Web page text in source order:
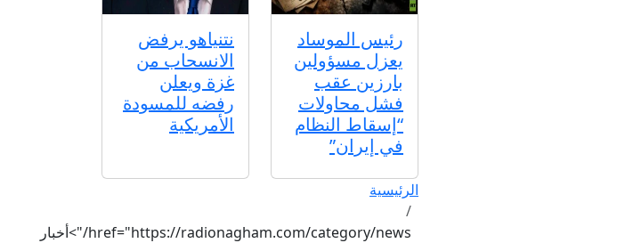
رئيس الموساد
يعزل مسؤولين
بارزين عقب
فشل محاولات
“إسقاط النظام
في إيران”
نتنياهو يرفض
الانسحاب من
غزة ويعلن
رفضه للمسودة
الأمريكية
الرئيسية
href="https://radionagham.com/category/news/">أخبار